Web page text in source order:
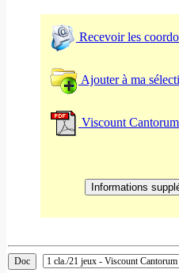
Recevoir les
Ajouter à ma
Viscount